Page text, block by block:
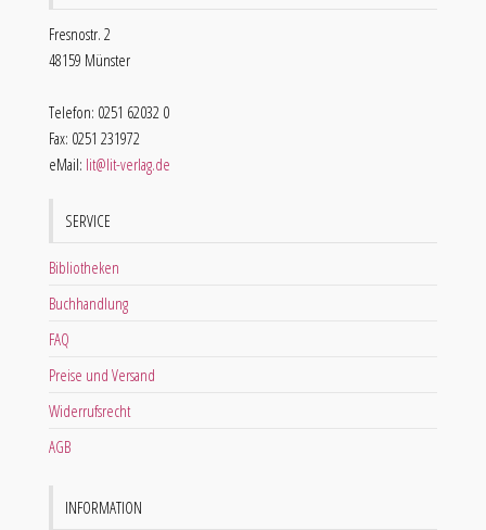
Fresnostr. 2
48159 Münster
Telefon: 0251 62032 0
Fax: 0251 231972
eMail: lit@lit-verlag.de
SERVICE
Bibliotheken
Buchhandlung
FAQ
Preise und Versand
Widerrufsrecht
AGB
INFORMATION